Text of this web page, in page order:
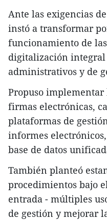
Ante las exigencias
instó a transformar
funcionamiento de
digitalización integral
administrativos y de
Propuso
firmas electrónicas,
plataformas de
informes
base de datos
También planteó
procedimientos bajo
entrada - múltiples
de gestión y mejorar